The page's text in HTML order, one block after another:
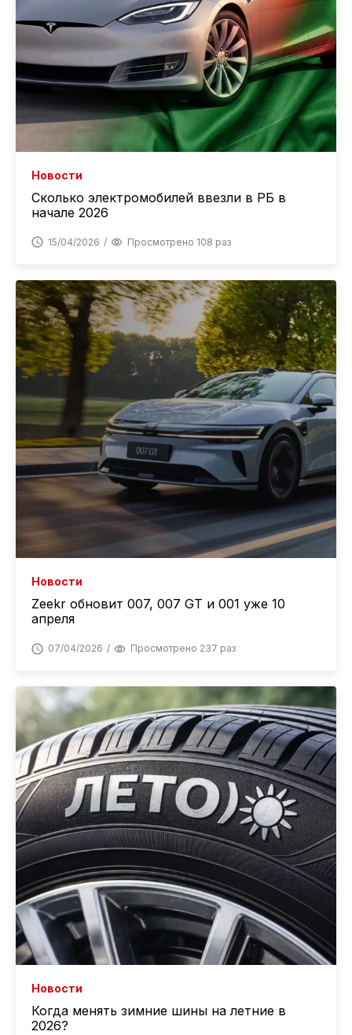
Новости
Сколько электромобилей ввезли в РБ в
начале 2026
15/04/2026 Просмотрено 108 раз
Новости
Zeekr обновит 007, 007 GT и 001 уже 10
апреля
07/04/2026 Просмотрено 237 раз
Новости
Когда менять зимние шины на летние в
2026?